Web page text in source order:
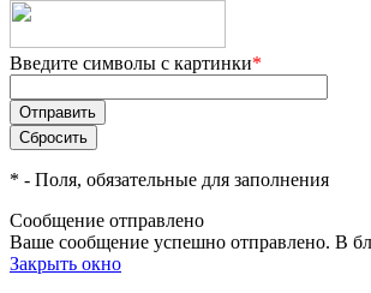
Введите символы с картинки*
* - Поля, обязательные для заполнения
Сообщение отправлено
Ваше сообщение успешно отправлено. В
Закрыть окно